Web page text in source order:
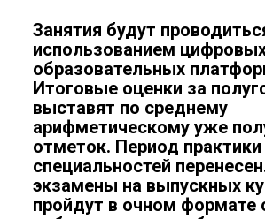
Занятия будут
использованием
образовательных
Итоговые оценки за
выставят по среднему
арифметическому уже
отметок. Период
специальностей
экзамены на выпускных
пройдут в очном формате